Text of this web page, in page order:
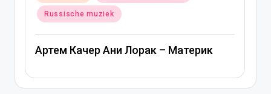
in
Russische muziek
Артем Качер Ани Лорак – Материк